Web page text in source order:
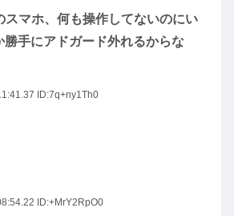
スマホ、何も操作してないのにい
勝手にアドガード外れるからな
ID:7q+ny1Th0
ID:+MrY2RpO0